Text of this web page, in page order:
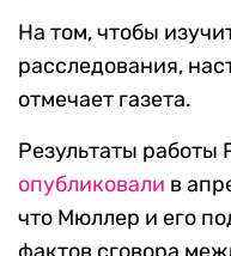
На том, чтобы
расследования,
отмечает газета.
Результаты работы
опубликовали в
что Мюллер и его